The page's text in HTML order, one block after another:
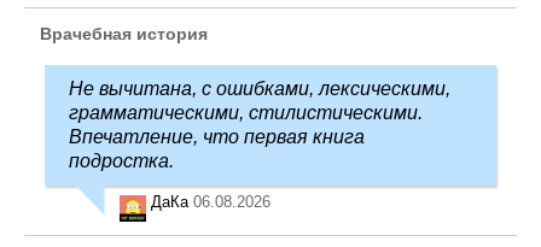
Врачебная история
Не вычитана, с ошибками, лексическими,
грамматическими, стилистическими.
Впечатление, что первая книга
подростка.
ДаКа 06.08.2026